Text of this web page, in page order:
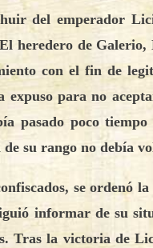
del emperador
heredero de
con el fin de
expuso para no
pasado poco
su rango no debía
se ordenó
informar de su
Tras la victoria de